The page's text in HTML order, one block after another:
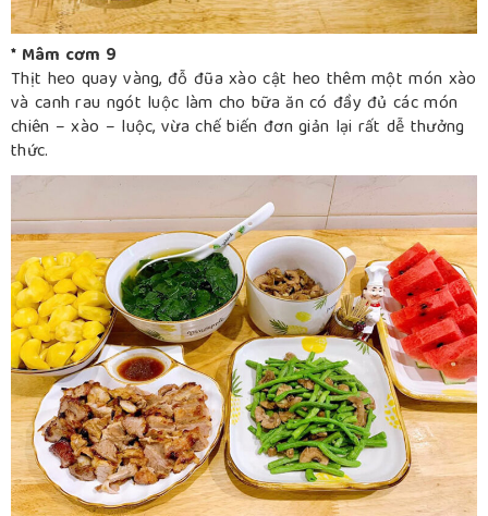
* Mâm cơm 9
Thịt heo quay vàng, đỗ đũa xào cật heo thêm một món xào
và canh rau ngót luộc làm cho bữa ăn có đầy đủ các món
chiên – xào – luộc, vừa chế biến đơn giản lại rất dễ thưởng
thức.